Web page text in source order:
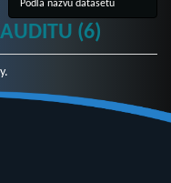
(6)